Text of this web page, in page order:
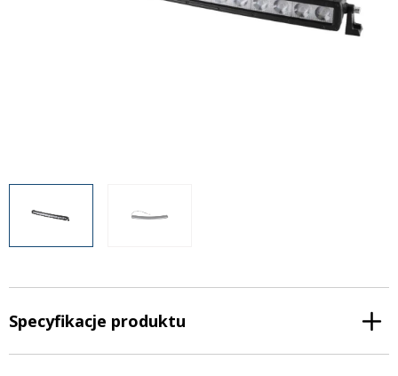
Często zadawane pytania
+48 81 884 70 94
Specyfikacje produktu